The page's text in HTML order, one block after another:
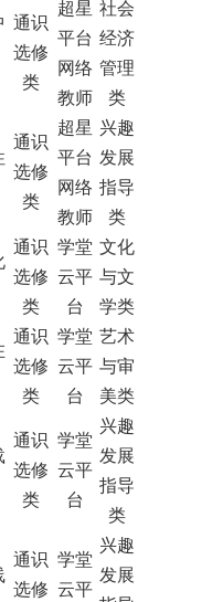
通识
选修
类
超星
平台
网络
教师
社会
经济
管理
类
通识
选修
类
超星
平台
网络
教师
兴趣
发展
指导
类
通识
选修
类
学堂
云平
台
文化
与文
学类
通识
选修
类
学堂
云平
台
艺术
与审
美类
通识
选修
类
学堂
云平
台
兴趣
发展
指导
类
通识
选修
学堂
云平
兴趣
发展